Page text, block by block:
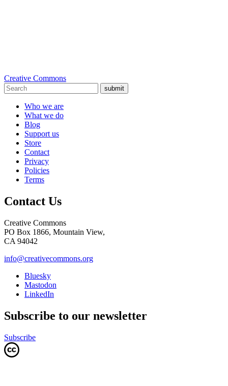
Creative Commons
submit
Who we are
What we do
Blog
Support us
Store
Contact
Privacy
Policies
Terms
Contact Us
Creative Commons
PO Box 1866, Mountain View,
CA 94042
info@creativecommons.org
Bluesky
Mastodon
LinkedIn
Subscribe to our newsletter
Subscribe